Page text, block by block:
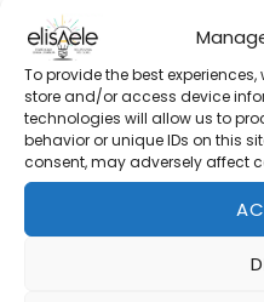
To provide the best
store and/or access device
technologies will allow us to
behavior or unique IDs on this
consent, may adversely affect
El arte